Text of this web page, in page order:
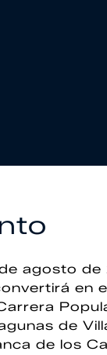
agosto
en
de
de los